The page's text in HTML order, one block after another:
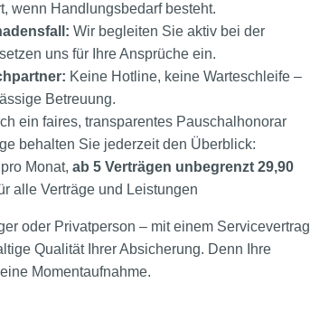
wenn Handlungsbedarf besteht.
Wir begleiten Sie aktiv bei der
uns für Ihre Ansprüche ein.
Keine Hotline, keine Warteschleife –
Betreuung.
ein faires, transparentes Pauschalhonorar
behalten Sie jederzeit den Überblick:
Monat, ab 5 Verträgen unbegrenzt 29,90
alle Verträge und Leistungen
oder Privatperson – mit einem Servicevertrag
Qualität Ihrer Absicherung. Denn Ihre
Momentaufnahme.